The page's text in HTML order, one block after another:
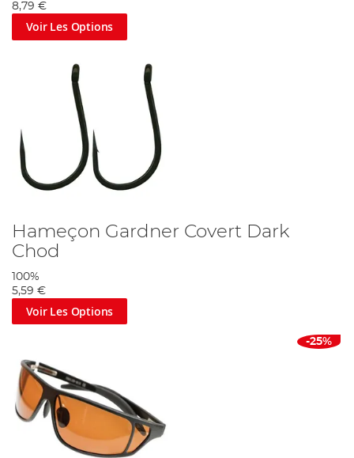
8,79 €
Voir Les Options
Hameçon Gardner Covert Dark
Chod
100%
5,59 €
Voir Les Options
-25%